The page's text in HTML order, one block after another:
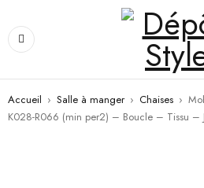
Accueil › Salle à manger › Chaises ›
K028-R066 (min per2) – Boucle – Tissu –